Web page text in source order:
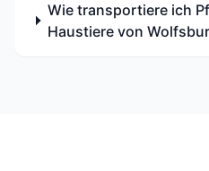
Wie transportiere ich
Haustiere von